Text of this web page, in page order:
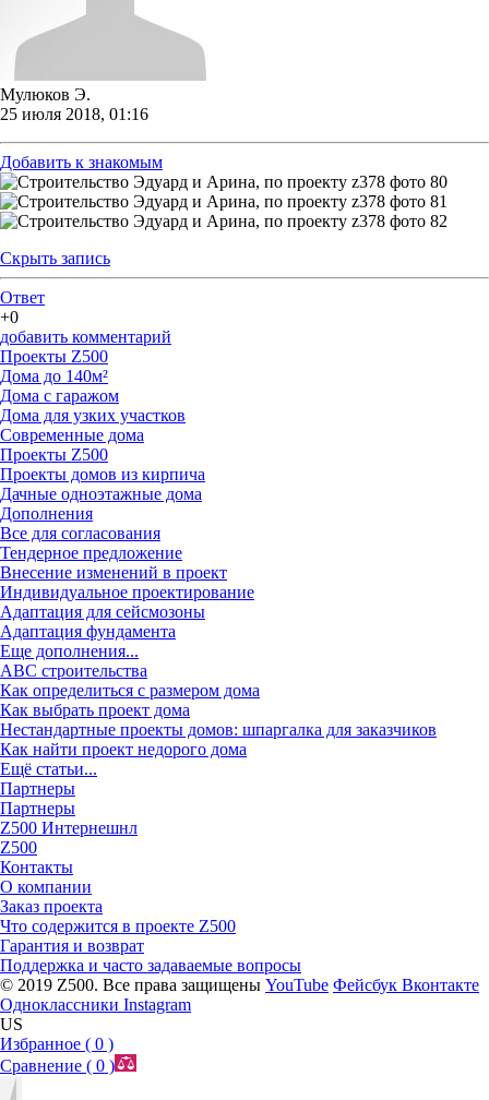
Мулюков Э.
25 июля 2018, 01:16
Добавить к знакомым
Скрыть запись
Ответ
+0
добавить комментарий
Проекты Z500
Дома до 140м²
Дома с гаражом
Дома для узких участков
Современные дома
Проекты Z500
Проекты домов из кирпича
Дачные одноэтажные дома
Дополнения
Все для согласования
Тендерное предложение
Внесение изменений в проект
Индивидуальное проектирование
Адаптация для сейсмозоны
Адаптация фундамента
Еще дополнения...
ABC строительства
Как определиться с размером дома
Как выбрать проект дома
Нестандартные проекты домов: шпаргалка для заказчиков
Как найти проект недорого дома
Ещё статьи...
Партнеры
Партнеры
Z500 Интернешнл
Z500
Контакты
О компании
Заказ проекта
Что содержится в проекте Z500
Гарантия и возврат
Поддержка и часто задаваемые вопросы
© 2019 Z500. Все права защищены YouTube Фейсбук Вконтакте
Одноклассники Instagram
US
Избранное ( 0 )
Сравнение ( 0 )